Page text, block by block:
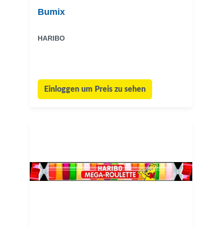
Bumix
HARIBO
Einloggen um Preis zu sehen